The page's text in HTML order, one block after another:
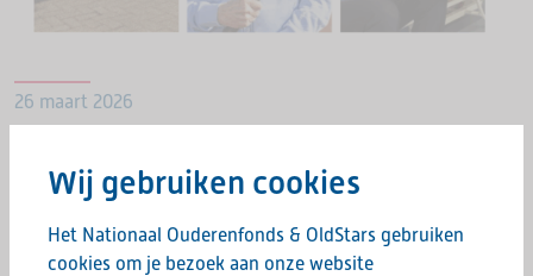
26 maart 2026
ERAAN
Van 18 t/m 22 mei 2026 organiseert het
Nationaal Ouderenfonds opnieuw de Nationale
Wij gebruiken cookies
Het Nationaal Ouderenfonds & OldStars gebruiken
cookies om je bezoek aan onze website